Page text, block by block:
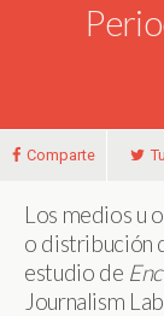
Comparte
Los medios u
o distribución
estudio de
Journalism